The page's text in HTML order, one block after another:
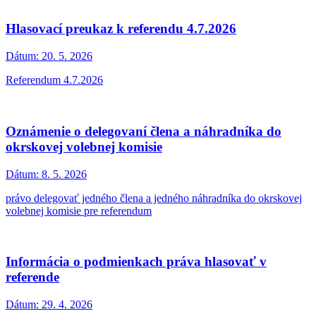
Hlasovací preukaz k referendu 4.7.2026
Dátum: 20. 5. 2026
Referendum 4.7.2026
Oznámenie o delegovaní člena a náhradníka do
okrskovej volebnej komisie
Dátum: 8. 5. 2026
právo delegovať jedného člena a jedného náhradníka do okrskovej
volebnej komisie pre referendum
Informácia o podmienkach práva hlasovať v
referende
Dátum: 29. 4. 2026